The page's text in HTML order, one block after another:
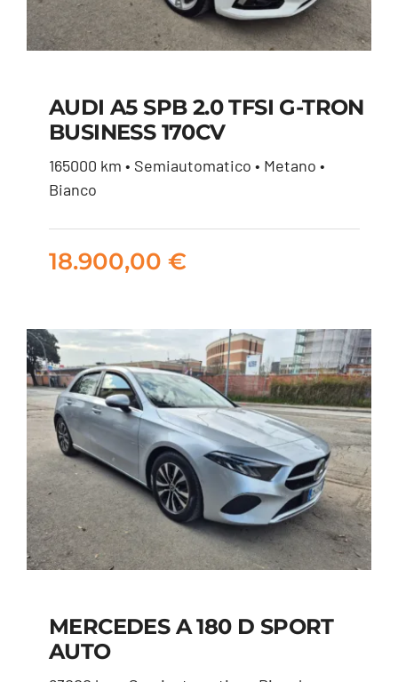
AUDI A5 SPB 2.0 TFSI
G-TRON BUSINESS
18.900,00
AUDI A5 SPB 2.0 TFSI G-TRON
BUSINESS 170CV
165000 km • Semiautomatico • Metano •
Bianco
18.900,00 €
MERCEDES A 180 D SPORT
AUTO